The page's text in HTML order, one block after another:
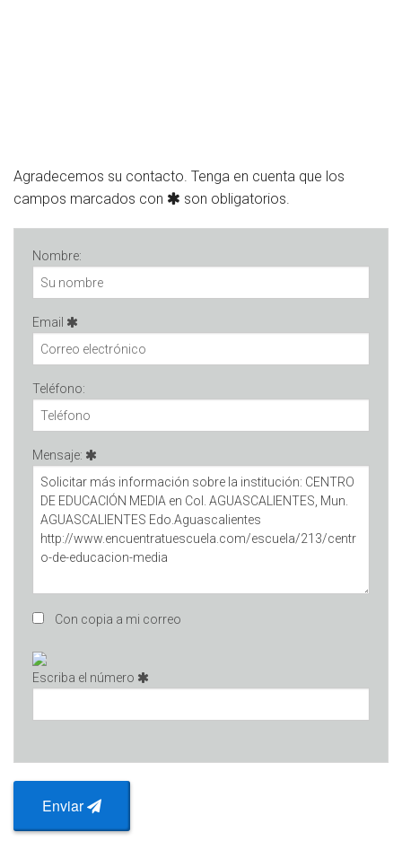
Agradecemos su contacto. Tenga en cuenta que los
campos marcados con
son obligatorios.
Nombre:
Email
Teléfono:
Mensaje:
Con copia a mi correo
Escriba el número
Enviar